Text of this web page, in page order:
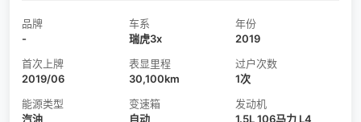
品牌
-
车系
瑞虎3x
年份
2019
首次上牌
2019/06
表显里程
30,100km
过户次数
1次
能源类型
汽油
变速箱
自动
发动机
1.5L 106马力 L4